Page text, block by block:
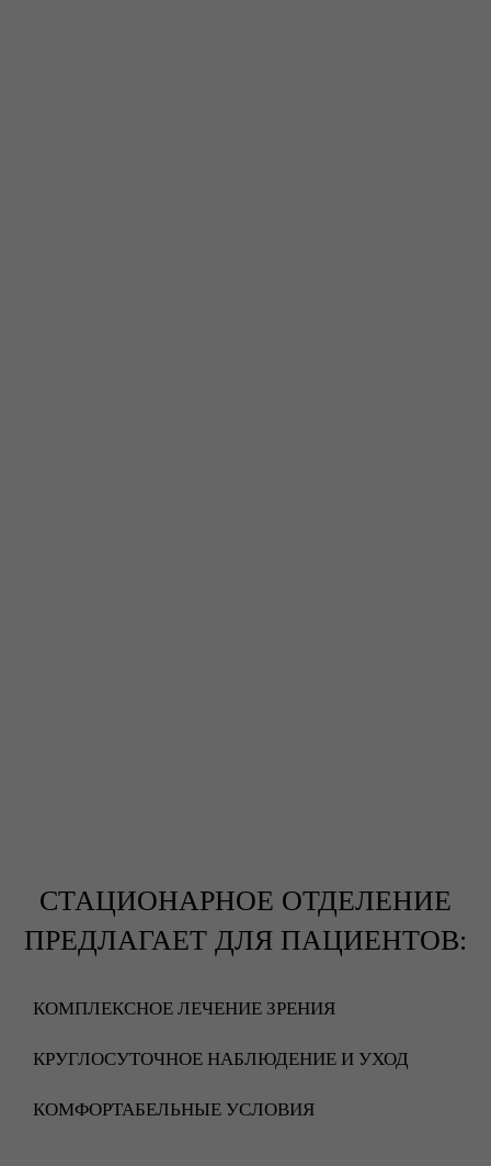
СТАЦИОНАРНОЕ ОТДЕЛЕНИЕ
ПРЕДЛАГАЕТ ДЛЯ ПАЦИЕНТОВ:
КОМПЛЕКСНОЕ ЛЕЧЕНИЕ ЗРЕНИЯ
КРУГЛОСУТОЧНОЕ НАБЛЮДЕНИЕ И УХОД
КОМФОРТАБЕЛЬНЫЕ УСЛОВИЯ